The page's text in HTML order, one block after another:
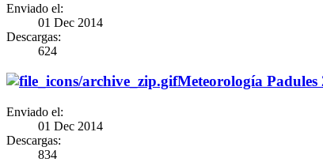
Enviado el:
01 Dec 2014
Descargas:
624
Meteorología Padules
Enviado el:
01 Dec 2014
Descargas:
834